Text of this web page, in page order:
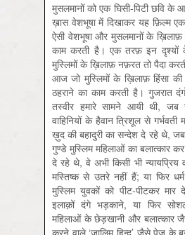
मुसलमानों को एक घिसी-पिटी छवि के
ख़ास वेशभूषा में दिखाकर यह फ़िल्म
ऐसी वेशभूषा और मुसलमानों के
काम करती है। एक तरफ़ इन दृश्यों
मुस्लिमों के ख़िलाफ़ नफ़रत तो पैदा
आज जो मुस्लिमों के ख़िलाफ़ हिंसा की
ठहराने का काम करती है। गुजरात
तस्वीर हमारे सामने आयी थी, जब
वाहिनियों के हैवान त्रिशूल से
ख़ुद की बहादुरी का सन्देश दे रहे थे,
गुण्डे मुस्लिम महिलाओं का बलात्कार
दे रहे थे, वे अभी किसी भी
मस्तिष्क से उतरे नहीं हैं; या फिर
मुस्लिम युवकों को पीट-पीटकर मार
इलाक़ों दंगे भड़काने, या फिर
महिलाओं के छेड़खानी और बलात्कार